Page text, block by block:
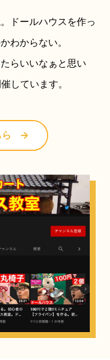
ドールハウスを作っ
わからない。
らいいなぁと思い
しています。